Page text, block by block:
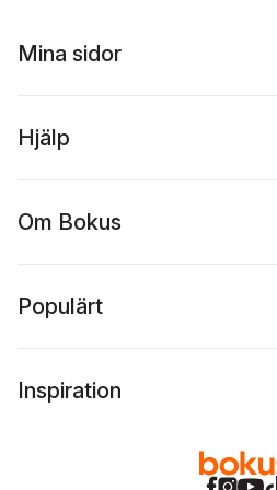
Mina sidor
Hjälp
Om Bokus
Populärt
Inspiration